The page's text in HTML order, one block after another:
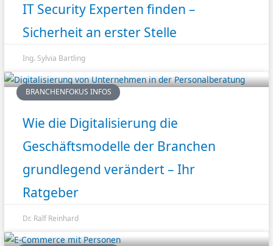
IT Security Experten finden –
Sicherheit an erster Stelle
Ing. Sylvia Bartling
BRANCHENFOKUS INFOS
Wie die Digitalisierung die
Geschäftsmodelle der Branchen
grundlegend verändert – Ihr
Ratgeber
Dr. Ralf Reinhard